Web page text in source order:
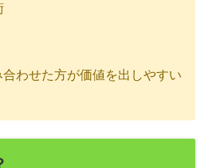
わせた方が価値を出しやすい